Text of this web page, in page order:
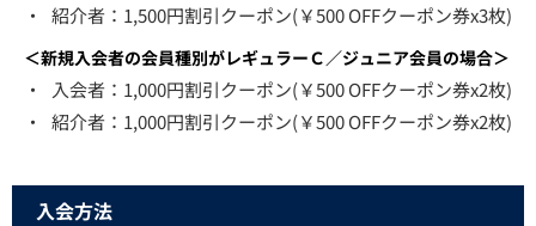
・
紹介者：1,500円割引クーポン(￥500 OFFクーポン券x3枚)
＜新規入会者の会員種別がレギュラーＣ／ジュニア会員の場合＞
・
入会者：1,000円割引クーポン(￥500 OFFクーポン券x2枚)
・
紹介者：1,000円割引クーポン(￥500 OFFクーポン券x2枚)
入会方法